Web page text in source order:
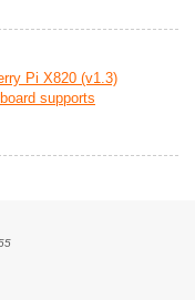
Pi X820 (v1.3)
supports